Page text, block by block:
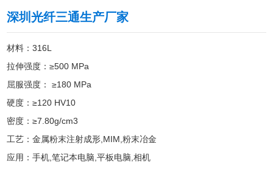
深圳光纤三通生产厂家
材料：316L
拉伸强度：≥500 MPa
屈服强度： ≥180 MPa
硬度：≥120 HV10
密度：≥7.80g/cm3
工艺：金属粉末注射成形,MIM,粉末冶金
应用：手机,笔记本电脑,平板电脑,相机